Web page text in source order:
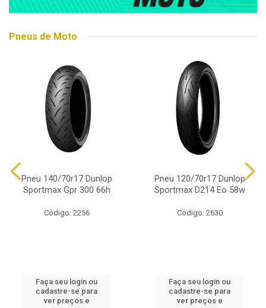
Pneus de Moto
Pneu 140/70r17 Dunlop
Sportmax Gpr 300 66h
Código: 2256
Faça seu login ou
cadastre-se para
ver preços e
Pneu 120/70r17 Dunlop
Sportmax D214 Eo 58w
Código: 2630
Faça seu login ou
cadastre-se para
ver preços e